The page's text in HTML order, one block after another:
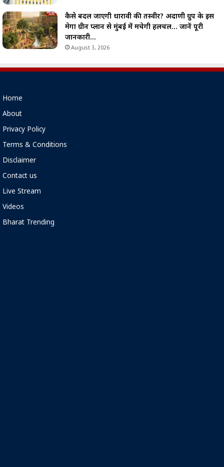
कैसे बदल जाएगी धारावी की तस्वीर? अदाणी ग्रुप के इस
मेगा ग्रीन प्लान से मुंबई में मचेगी हलचल… जानें पूरी
जानकारी…
August 3, 2026
Home
About
Privacy Policy
Terms & Conditions
Disclaimer
Contact us
Live Stream
Videos
Bharat Trending